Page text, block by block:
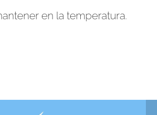
en la temperatura.